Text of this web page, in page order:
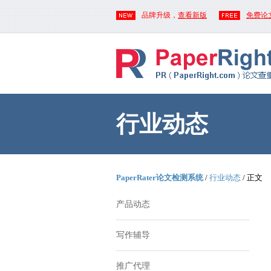
品牌升级， 查看新版 免费论
行业动态
PaperRater论文检测系统/ 行业动态 / 正文
产品动态
写作辅导
推广代理